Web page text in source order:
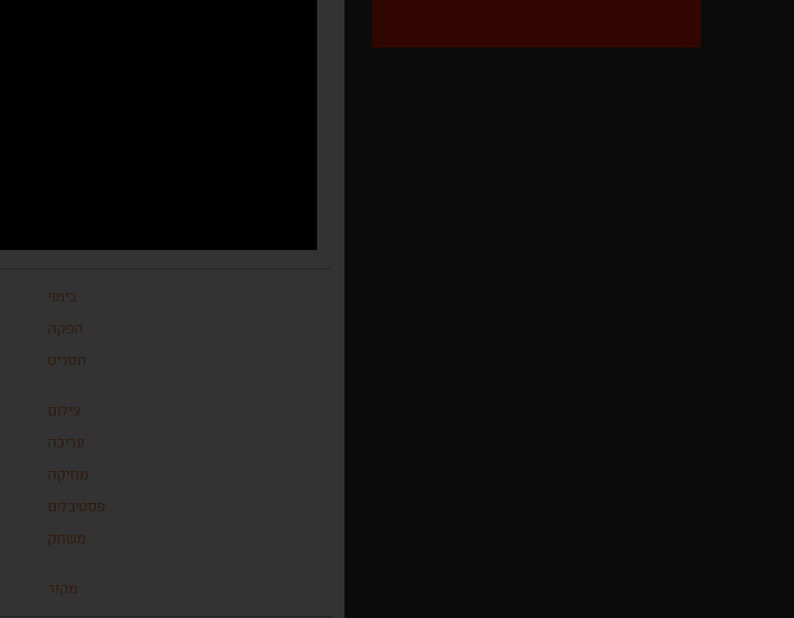
בימוי
הפקה
תסריט
צילום
עריכה
מוזיקה
פסטיבלים
משחק
מקור